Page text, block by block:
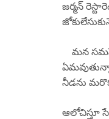
జర్మన్
మన
నీడను
ఆలోచిస్తూ